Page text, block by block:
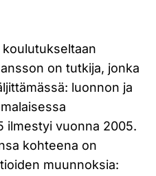
on tutkija, jonka
luonnon ja
ilmestyi vuonna 2005.
kohteena on
muunnoksia: